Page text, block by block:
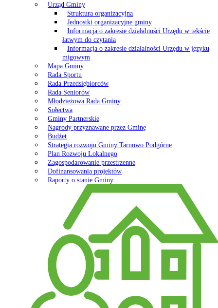
Urząd Gminy
Struktura organizacyjna
Jednostki organizacyjne gminy
Informacja o zakresie działalności Urzędu w tekście
łatwym do czytania
Informacja o zakresie działalności Urzędu w języku
migowym
Mapa Gminy
Rada Sportu
Rada Przedsiębiorców
Rada Seniorów
Młodzieżowa Rada Gminy
Sołectwa
Gminy Partnerskie
Nagrody przyznawane przez Gminę
Budżet
Strategia rozwoju Gminy Tarnowo Podgórne
Plan Rozwoju Lokalnego
Zagospodarowanie przestrzenne
Dofinansowania projektów
Raporty o stanie Gminy